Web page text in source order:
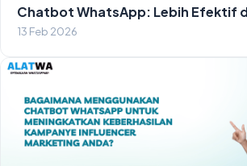
Chatbot WhatsApp: Lebih Efektif
13 Feb 2026